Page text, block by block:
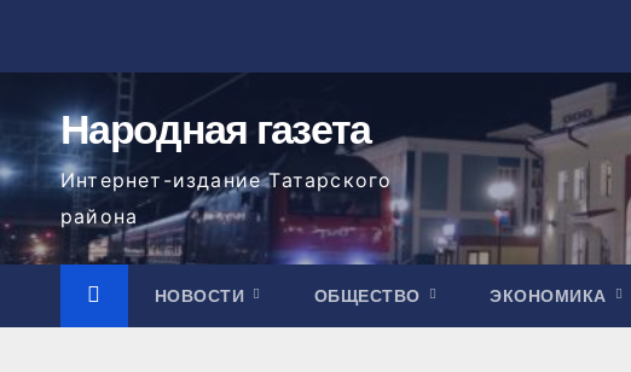
содержимому
Народная газета
Интернет-издание Татарского
района
НОВОСТИ ОБЩЕСТВО ЭКОНОМИКА